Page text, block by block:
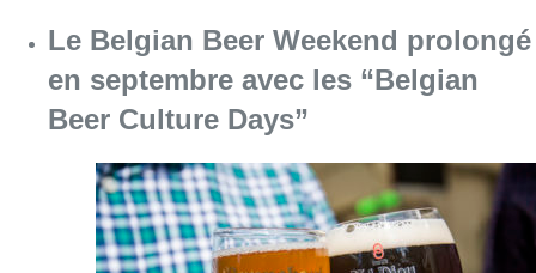
Le Belgian Beer Weekend prolongé
en septembre avec les “Belgian
Beer Culture Days”